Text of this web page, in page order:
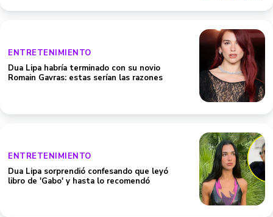
ENTRETENIMIENTO
Dua Lipa habría terminado con su novio
Romain Gavras: estas serían las razones
ENTRETENIMIENTO
Dua Lipa sorprendió confesando que leyó
libro de 'Gabo' y hasta lo recomendó